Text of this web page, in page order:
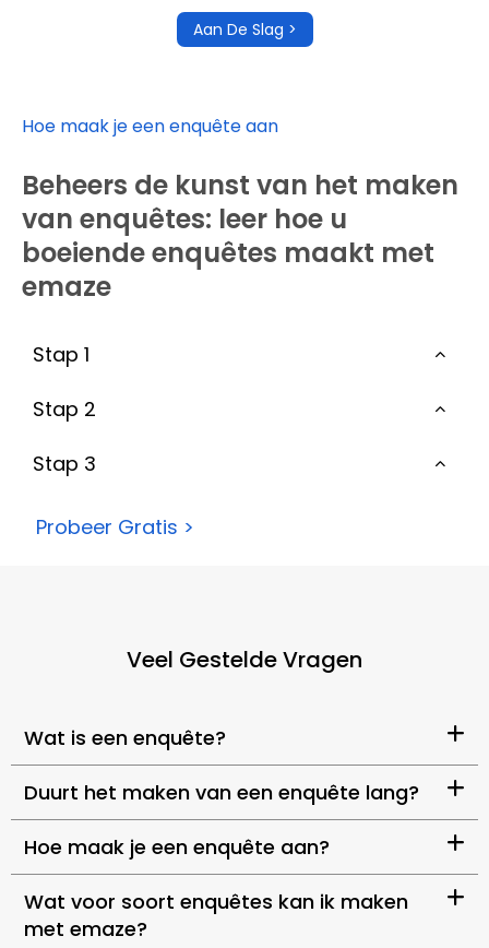
Aan De Slag >
Hoe maak je een enquête aan
Beheers de kunst van het maken
van enquêtes: leer hoe u
boeiende enquêtes maakt met
emaze
Stap 1
Stap 2
Stap 3
Probeer Gratis >
Veel Gestelde Vragen
Wat is een enquête?
Duurt het maken van een enquête lang?
Hoe maak je een enquête aan?
Wat voor soort enquêtes kan ik maken
met emaze?